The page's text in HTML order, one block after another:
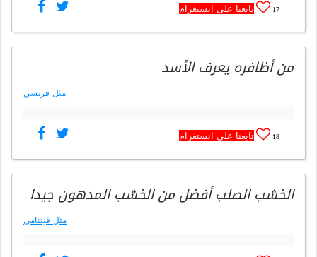
17 تابعنا على انستغرام
من أظافره يعرف الأسد
مثل فرنسي
18 تابعنا على انستغرام
الخشب الصلب أفضل من الخشب المدهون جيدا
مثل فيتنامي